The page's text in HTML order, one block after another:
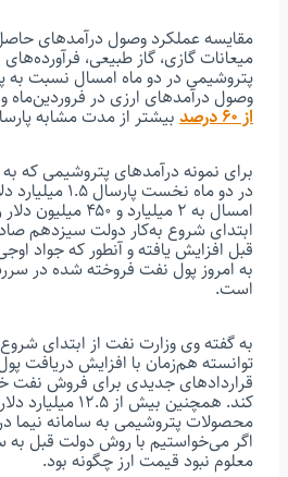
مقایسه عملکرد وصول درآمدهای
میعانات گازی، گاز طبیعی،
پتروشیمی در دو ماه امسال نسبت
وصول درآمدهای ارزی در فروردین‌ماه و
از ۶۰ درصد
بیشتر از مدت مشابه
برای نمونه درآمدهای پتروشیمی که به
در دو ماه نخست
امسال به ۲
ابتدای شروع به‌کار دولت سیزدهم
قبل افزایش یافته و آنطور که جواد
به امروز پول نفت فروخته شده در
است.
به گفته وی وزارت نفت از ابتدای
توانسته هم‌زمان با افزایش دریافت
قراردادهای جدیدی برای فروش نفت
کند. همچنین بیش
محصولات پتروشیمی به سامانه نیما
اگر می‌خواستیم با روش دولت قبل
معلوم نبود قیمت ارز چگونه بود.